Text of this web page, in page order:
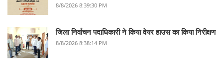
8/8/2026 8:39:30 PM
जिला निर्वाचन पदाधिकारी ने किया वेयर हाउस का किया निरीक्षण
8/8/2026 8:38:14 PM